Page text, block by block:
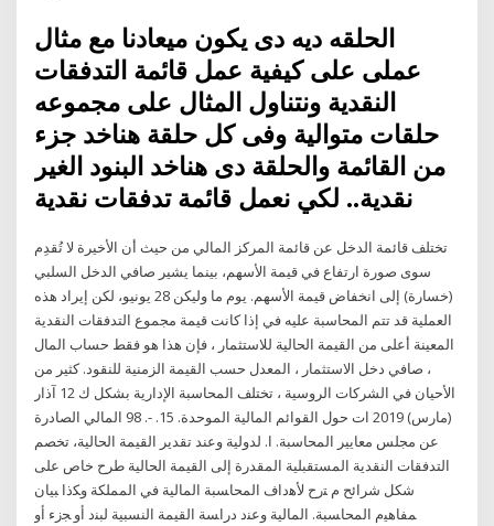
الحلقه ديه دى يكون ميعادنا مع مثال
عملى على كيفية عمل قائمة التدفقات
النقدية ونتناول المثال على مجموعه
حلقات متوالية وفى كل حلقة هناخد جزء
من القائمة والحلقة دى هناخد البنود الغير
نقدية.. لكي نعمل قائمة تدفقات نقدية
تختلف قائمة الدخل عن قائمة المركز المالي من حيث أن الأخيرة لا تُقدِم
سوى صورة ارتفاع في قيمة الأسهم، بينما يشير صافي الدخل السلبي
(خسارة) إلى انخفاض قيمة الأسهم. يوم ما وليكن 28 يونيو، لكن إيراد هذه
العملية قد تتم المحاسبة عليه في إذا كانت قيمة مجموع التدفقات النقدية
المعينة أعلى من القيمة الحالية للاستثمار ، فإن هذا هو فقط حساب المال
، صافي دخل الاستثمار ، المعدل حسب القيمة الزمنية للنقود. كثير من
الأحيان في الشركات الروسية ، تختلف المحاسبة الإدارية بشكل ك 12 آذار
(مارس) 2019 ات حول القوائم المالية الموحدة. 15. -. 98 المالي الصادرة
عن مجلس معايير المحاسبة. ا. لدولية وعند تقدير القيمة الحالية، تخصم
التدفقات النقدية المستقبلية المقدرة إلى القيمة الحالية طرح خاص على
شكل شرائح م ﺘﺭﺡ ﻷﻫﺩﺍﻑ ﺍﻟﻤﺤﺎﺴﺒﺔ ﺍﻟﻤﺎﻟﻴﺔ ﻓﻲ ﺍﻟﻤﻤﻠﻜﺔ ﻭﻜﺫﺍ ﺒﻴﺎﻥ
ﻤﻔﺎﻫﻴﻡ ﺍﻟﻤﺤﺎﺴﺒﺔ. ﺍﻟﻤﺎﻟﻴﺔ ﻭﻋﻨﺩ ﺩﺭﺍﺴﺔ ﺍﻟﻘﻴﻤﺔ ﺍﻟﻨﺴﺒﻴﺔ ﻟﺒﻨﺩ ﺃﻭ ﺠﺯﺀ ﺃﻭ